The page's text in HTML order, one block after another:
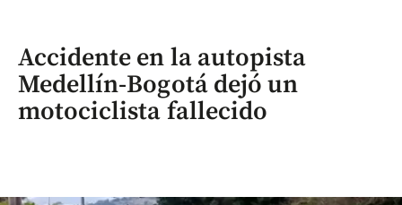
Accidente en la autopista
Medellín-Bogotá dejó un
motociclista fallecido